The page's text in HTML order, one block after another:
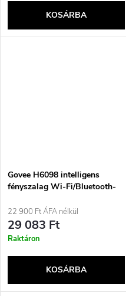
KOSÁRBA
Govee H6098 intelligens
fényszalag Wi-Fi/Bluetooth-
22 900 Ft ÁFA nélkül
29 083 Ft
Raktáron
KOSÁRBA